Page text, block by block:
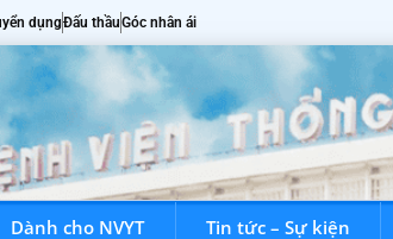
dụngĐấu thầuGóc nhân ái
gia Hướng dẫn Dịch vụ Dành cho
Dành cho NVYT Tin tức – Sự kiện